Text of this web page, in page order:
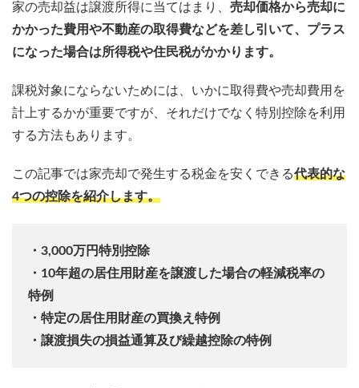
家の売却益は譲渡所得に当てはまり、 売却価格から売却に
かかった費用や不動産の取得費などを差し引いて、プラス
になった場合は所得税や住民税がかかります。
課税対象にならないためには、いかに取得費や売却費用を
計上するかが重要ですが、それだけでなく特別控除を利用
する方法もあります。
この記事では家売却で発生する税金を安くできる代表的な
4つの控除を紹介します。
・3,000万円特別控除
・10年超の居住用財産を譲渡した場合の軽減税率の
特例
・特定の居住用財産の買換え特例
・譲渡損失の損益通算及び繰越控除の特例